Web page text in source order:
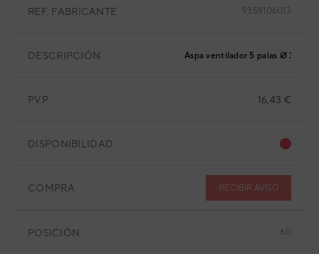
REF. FABRICANTE 9358106013
DESCRIPCIÓN Aspa ventilador 5 palas Ø 310mm
PVP 16,43 €
DISPONIBILIDAD
COMPRA RECIBIR AVISO
POSICIÓN 60